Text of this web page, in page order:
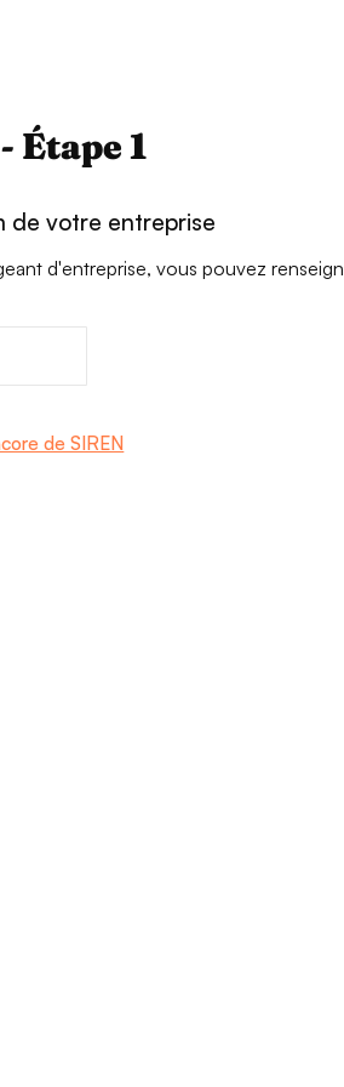
Étape 1
de votre entreprise
d'entreprise, vous pouvez
de SIREN